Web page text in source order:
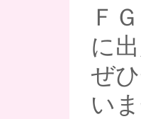
Ｆ
に
ぜ
いま